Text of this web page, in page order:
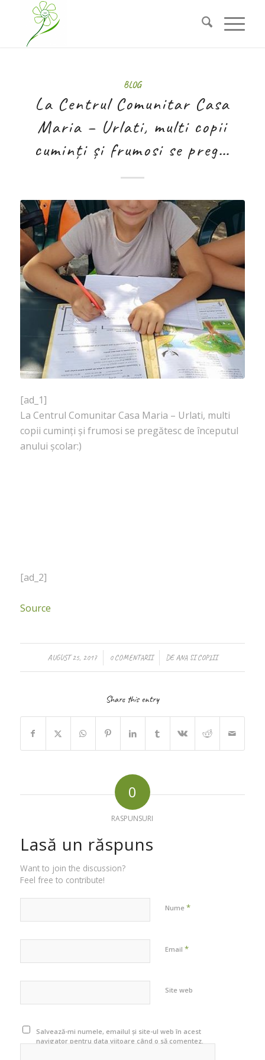
BLOG
La Centrul Comunitar Casa
Maria – Urlati, multi copii
cuminți și frumosi se preg…
[ad_1]
La Centrul Comunitar Casa Maria – Urlati, multi
copii cuminți și frumosi se pregătesc de începutul
anului școlar:)
[ad_2]
Source
AUGUST 25, 2017
/ 0 COMENTARII
/ DEANA SI COPIII
Share this entry
0
RASPUNSURI
Lasă un răspuns
Want to join the discussion?
Feel free to contribute!
Nume *
Email *
Site web
Salvează-mi numele, emailul și site-ul web în acest
navigator pentru data viitoare când o să comentez.